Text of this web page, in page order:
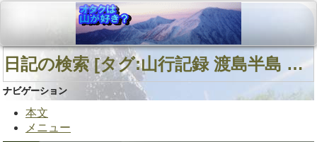
日記の検索 [タグ:山行記録 渡島半島 砂蘭部岳南面沢 渡島半島中部 野田生川] 01～01(01件中)
ナビゲーション
本文
メニュー